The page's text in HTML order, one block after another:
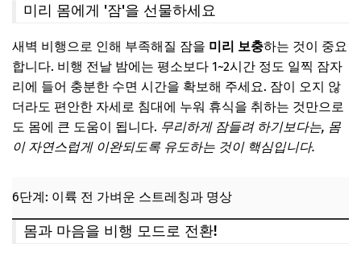
미리 몸에게 '잠'을 선물하세요
새벽 비행으로 인해 부족해질 잠을 미리 보충하는 것이 중요
합니다. 비행 전날 밤에는 평소보다 1~2시간 정도 일찍 잠자
리에 들어 충분한 수면 시간을 확보해 주세요. 잠이 오지 않
더라도 편안한 자세로 침대에 누워 휴식을 취하는 것만으로
도 몸에 큰 도움이 됩니다. 무리하게 잠들려 하기보다는, 몸
이 자연스럽게 이완되도록 유도하는 것이 핵심입니다.
6단계: 이륙 전 가벼운 스트레칭과 명상
몸과 마음을 비행 모드로 전환!